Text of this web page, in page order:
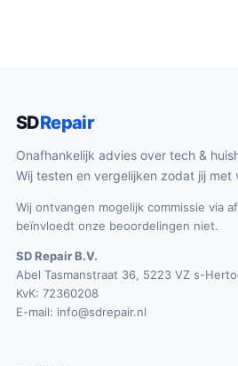
SDRepair
Onafhankelijk advies over tech &
Wij testen en vergelijken zodat jij met
Wij ontvangen mogelijk commissie via
beïnvloedt onze beoordelingen niet.
SD Repair B.V.
Abel Tasmanstraat 36, 5223 VZ s-
KvK: 72360208
E-mail: info@sdrepair.nl